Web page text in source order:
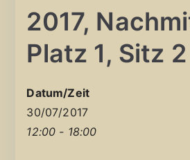
2017,
Platz 1, Sitz 2
Datum/Zeit
30/07/2017
12:00 - 18:00